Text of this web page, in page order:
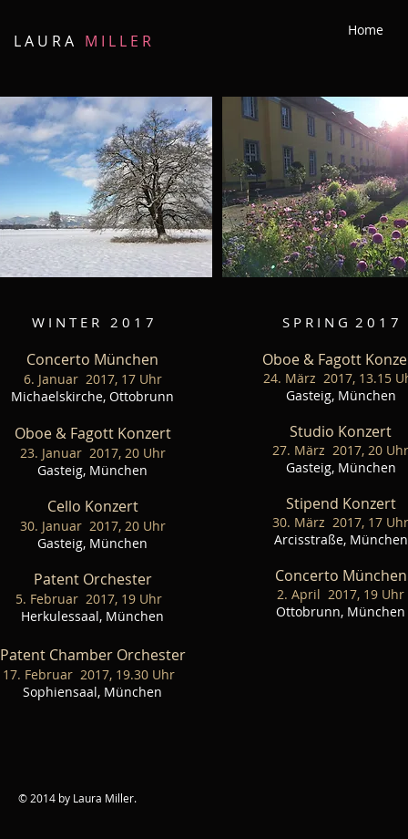
L A U R A M I L L E R
Home
W I N T E R 2 0 1 7
Concerto München
6. Januar 2017, 17 Uhr
Michaelskirche, Ottobrunn
Oboe & Fagott Konzert
23. Januar 2017, 20 Uhr
Gasteig, München
Cello Konzert
30. Januar 2017, 20 Uhr
Gasteig, München
Patent Orchester
5. Februar 2017, 19 Uhr
Herkulessaal, München
Patent Chamber Orchester
17. Februar 2017, 19.30 Uhr
Sophiensaal, München
S P R I N G 2 0 1 7
Oboe & Fagott
24. März 2017, 13.15
Gasteig, München
Studio Konzert
27. März 2017, 20 Uhr
Gasteig, München
Stipend Konzert
30. März 2017, 17 Uhr
Arcisstraße, München
Concerto München
2. April 2017, 19 Uhr
Ottobrunn, München
© 2014 by Laura Miller.